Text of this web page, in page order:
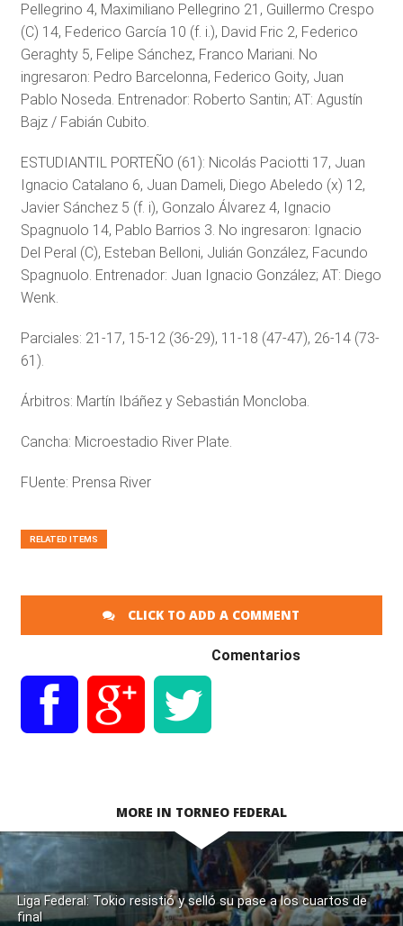
Pellegrino 4, Maximiliano Pellegrino 21, Guillermo Crespo
(C) 14, Federico García 10 (f. i.), David Fric 2, Federico
Geraghty 5, Felipe Sánchez, Franco Mariani. No
ingresaron: Pedro Barcelonna, Federico Goity, Juan
Pablo Noseda. Entrenador: Roberto Santin; AT: Agustín
Bajz / Fabián Cubito.
ESTUDIANTIL PORTEÑO (61): Nicolás Paciotti 17, Juan
Ignacio Catalano 6, Juan Dameli, Diego Abeledo (x) 12,
Javier Sánchez 5 (f. i), Gonzalo Álvarez 4, Ignacio
Spagnuolo 14, Pablo Barrios 3. No ingresaron: Ignacio
Del Peral (C), Esteban Belloni, Julián González, Facundo
Spagnuolo. Entrenador: Juan Ignacio González; AT: Diego
Wenk.
Parciales: 21-17, 15-12 (36-29), 11-18 (47-47), 26-14 (73-
61).
Árbitros: Martín Ibáñez y Sebastián Moncloba.
Cancha: Microestadio River Plate.
FUente: Prensa River
RELATED ITEMS
CLICK TO ADD A COMMENT
Comentarios
MORE IN TORNEO FEDERAL
Liga Federal: Tokio resistió y selló su pase a los cuartos de
final